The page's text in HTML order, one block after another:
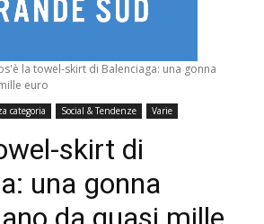
la towel-skirt di Balenciaga: una gonna
euro
categoria Social & Tendenze Varie
skirt di
una gonna